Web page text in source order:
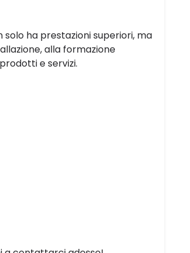
ha prestazioni superiori, ma
alla formazione
e servizi.